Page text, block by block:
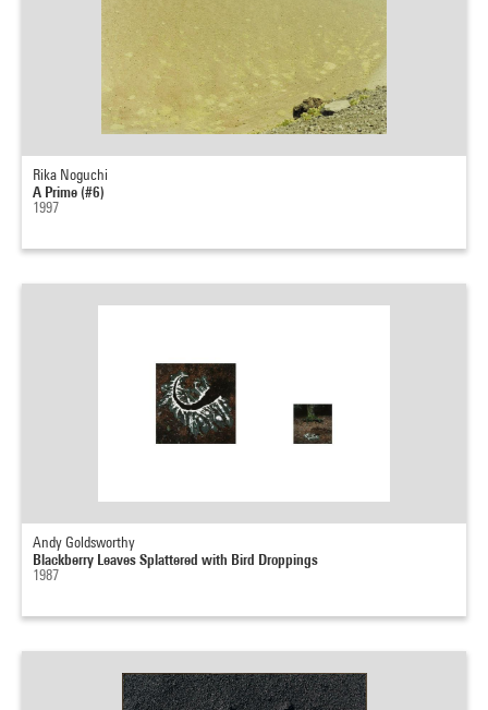
Rika Noguchi
A Prime (#6)
1997
Andy Goldsworthy
Blackberry Leaves Splattered with Bird Droppings
1987